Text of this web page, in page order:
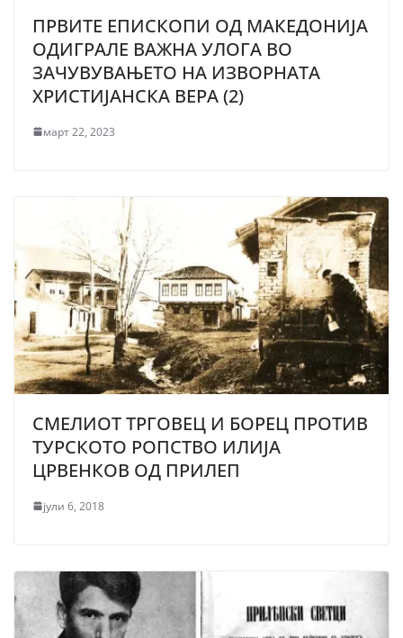
ПРВИТЕ ЕПИСКОПИ ОД МАКЕДОНИЈА
ОДИГРАЛЕ ВАЖНА УЛОГА ВО
ЗАЧУВУВАЊЕТО НА ИЗВОРНАТА
ХРИСТИЈАНСКА ВЕРА (2)
март 22, 2023
СМЕЛИОТ ТРГОВЕЦ И БОРЕЦ ПРОТИВ
ТУРСКОТО РОПСТВО ИЛИЈА
ЦРВЕНКОВ ОД ПРИЛЕП
јули 6, 2018